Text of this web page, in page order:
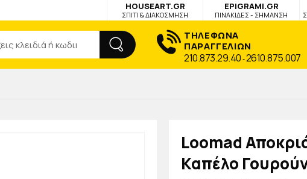
HOUSEART.GR
ΣΠΙΤΙ & ΔΙΑΚΟΣΜΗΣΗ
EPIGRAMI.GR
ΠΙΝΑΚΙΔΕΣ - ΣΗΜΑΝΣΗ
ΤΗΛΕΦΩΝΑ
ΠΑΡΑΓΓΕΛΙΩΝ
210.873.29.40 -2610.875.007
Loomad
Καπέλο